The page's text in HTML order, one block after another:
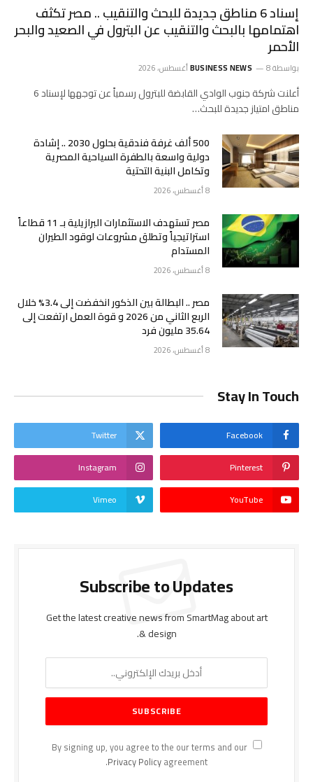
إسناد 6 مناطق جديدة للبحث والتنقيب .. مصر تكثف
اهتمامها بالبحث والتنقيب عن البترول في الصعيد والبحر
الأحمر
بواسطة BUSINESS NEWS 8 أغسطس، 2026
أعلنت شركة جنوب الوادي القابضة للبترول رسمياً عن توجهها لإسناد 6
مناطق امتياز جديدة للبحث…
500 ألف غرفة فندقية بحلول 2030 .. إشادة
دولية واسعة بالطفرة السياحية المصرية
وتكامل البنية التحتية
8 أغسطس، 2026
مصر تستهدف الاستثمارات البرازيلية بـ 11 قطاعاً
استراتيجياً وتطلق مشروعات لوقود الطيران
المستدام
8 أغسطس، 2026
مصر .. البطالة بين الذكور انخفضت إلى 3.4% خلال
الربع الثاني من 2026 و قوة العمل ارتفعت إلى
35.64 مليون فرد
8 أغسطس، 2026
Stay In Touch
Facebook
Twitter
Pinterest
Instagram
YouTube
Vimeo
Subscribe to Updates
Get the latest creative news from SmartMag about art
& design.
By signing up, you agree to the our terms and our
Privacy Policyagreement.